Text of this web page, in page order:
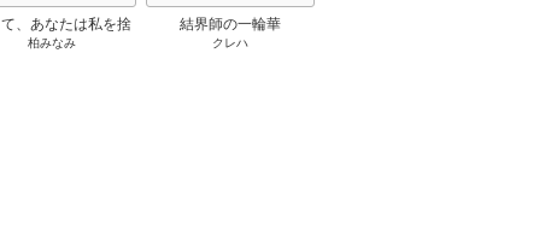
、あなたは私を捨
てる
柏みなみ
結界師の一輪華
クレハ